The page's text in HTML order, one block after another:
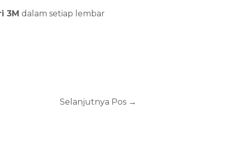
3M dalam setiap lembar
Selanjutnya Pos →